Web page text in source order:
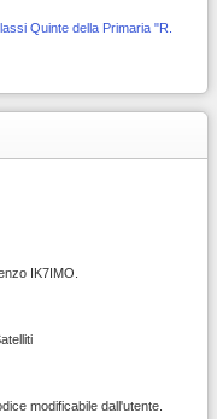
Quinte della Primaria "R.
IK7IMO.
modificabile dall'utente.